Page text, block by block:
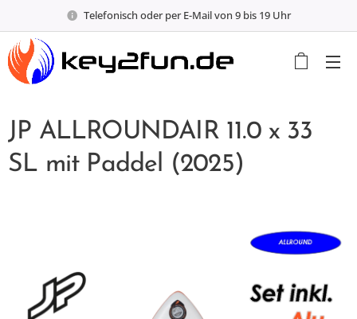
Telefonisch oder per E-Mail von 9 bis 19 Uhr
JP ALLROUNDAIR 11.0 x 33
SL mit Paddel (2025)